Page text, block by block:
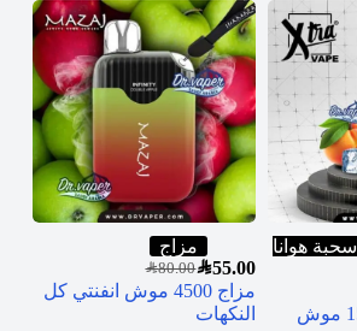
سحبة هوانا
سحبة اكسترا 1500 موش
مزاج
SAR80.00SAR55.00
مزاج 4500 موش انفنتي كل
النكهات